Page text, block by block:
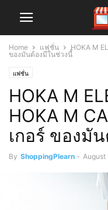
Home แฟชั่น
HOKA M
ของมันต้องมีในช่วงนี้
แฟชั่น
HOKA M
HOKA M
เกอร์ ของมั
By ShoppingPlearn - August